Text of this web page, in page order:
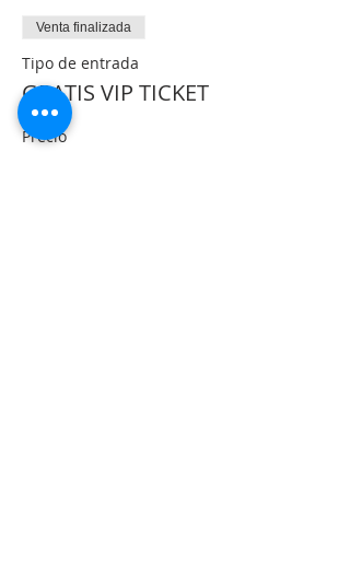
Venta finalizada
Tipo de entrada
GRATIS VIP TICKET
Precio